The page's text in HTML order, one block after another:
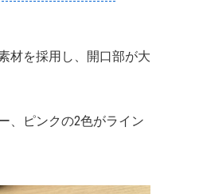
材を採用し、開口部が大
、ピンクの2色がライン